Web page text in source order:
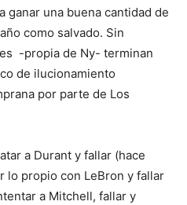
ganar una buena cantidad de
como salvado. Sin
-propia de Ny- terminan
de ilucionamiento
por parte de Los
a Durant y fallar (hace
lo propio con LeBron y fallar
a Mitchell, fallar y